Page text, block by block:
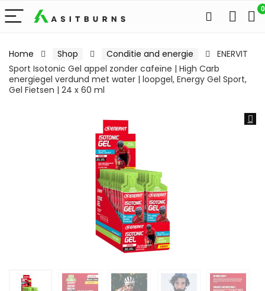
0
Home Shop Conditie and energie
ENERVIT
Sport Isotonic Gel appel zonder cafeïne | High Carb
energiegel verdund met water | loopgel, Energy Gel Sport,
Gel Fietsen | 24 x 60 ml